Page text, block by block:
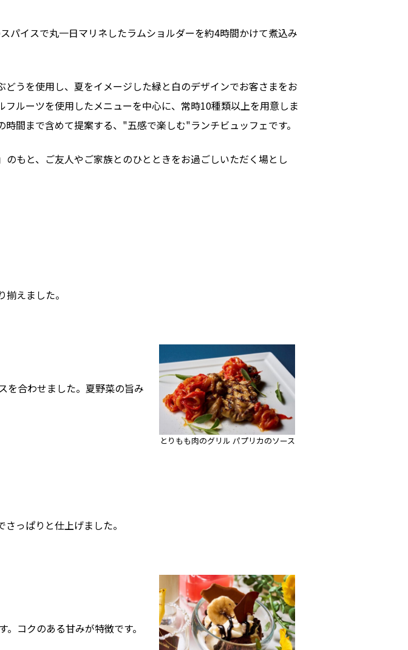
パイスで丸一日マリネしたラムショルダーを約4時間かけて煮込み
うを使用し、夏をイメージした緑と白のデザインでお客さまをお
ルーツを使用したメニューを中心に、常時10種類以上を用意しま
間まで含めて提案する、"五感で楽しむ"ランチビュッフェです。
のもと、ご友人やご家族とのひとときをお過ごしいただく場とし
えました。
を合わせました。夏野菜の旨み
とりもも肉のグリル パプリカのソース
っぱりと仕上げました。
コクのある甘みが特徴です。